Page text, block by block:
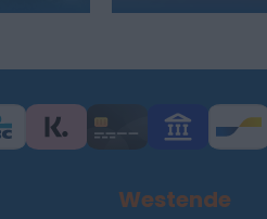
Westende